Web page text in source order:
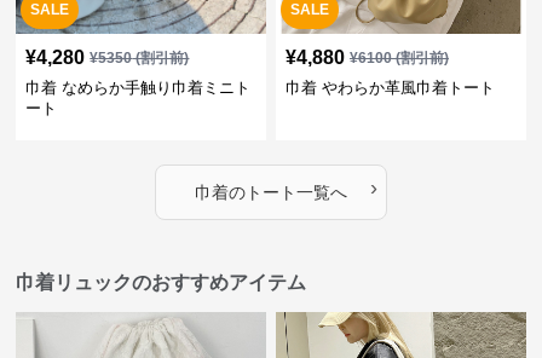
SALE
¥4,280 ¥5350(割引前)
巾着 なめらか手触り巾着ミニト
ート
SALE
¥4,880 ¥6100(割引前)
巾着 やわらか革風巾着トート
巾着のトート一覧へ ›
巾着リュックのおすすめアイテム